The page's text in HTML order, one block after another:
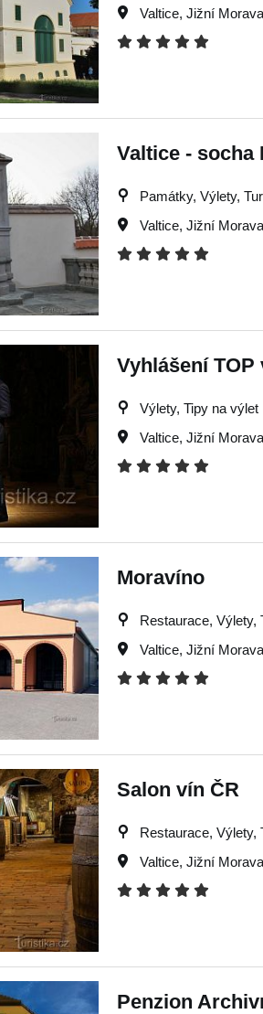
Valtice, Jižní Morava
Valtice - socha
Památky, Výlety,
Valtice, Jižní Morava
Vyhlášení
Výlety, Tipy na výlet
Valtice, Jižní Morava
Moravíno
Restaurace, Výlety,
Valtice, Jižní Morava
Salon vín ČR
Restaurace, Výlety,
Valtice, Jižní Morava
Penzion